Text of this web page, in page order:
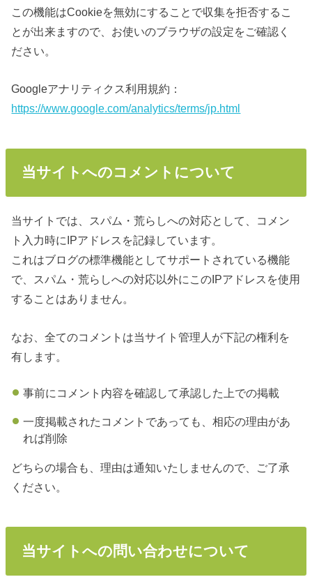
この機能はCookieを無効にすることで収集を拒否するこ
とが出来ますので、お使いのブラウザの設定をご確認く
ださい。
Googleアナリティクス利用規約：
https://www.google.com/analytics/terms/jp.html
当サイトへのコメントについて
当サイトでは、スパム・荒らしへの対応として、コメン
ト入力時にIPアドレスを記録しています。
これはブログの標準機能としてサポートされている機能
で、スパム・荒らしへの対応以外にこのIPアドレスを使用
することはありません。
なお、全てのコメントは当サイト管理人が下記の権利を
有します。
事前にコメント内容を確認して承認した上での掲載
一度掲載されたコメントであっても、相応の理由があ
れば削除
どちらの場合も、理由は通知いたしませんので、ご了承
ください。
当サイトへの問い合わせについて